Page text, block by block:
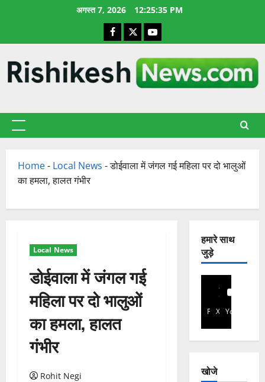
अगस्त 7, 2026 12:25:36 PM
Facebook
X YouTube
प्राथमिक
Home- Local News -डोईवाला में जंगल गई महिला पर दो भालुओं
का हमला, हालत गंभीर
Local News
डोईवाला में जंगल गई
महिला पर दो भालुओं
का हमला, हालत
गंभीर
Rohit Negi
हमारे साथ
जुड़े
Facebook
X YouTube
खोजे